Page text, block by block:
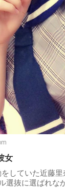
女
していた近藤里
選抜に選ばれな